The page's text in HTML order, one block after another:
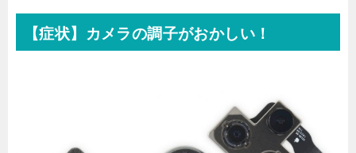
【症状】カメラの調子がおかしい！